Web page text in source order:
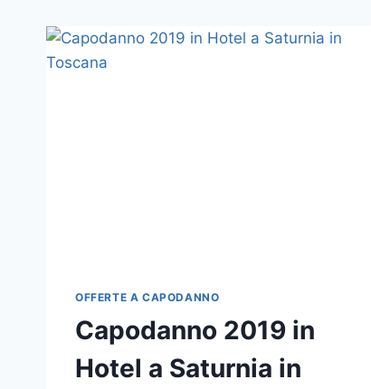
OFFERTE A CAPODANNO
Capodanno 2019 in
Hotel a Saturnia in